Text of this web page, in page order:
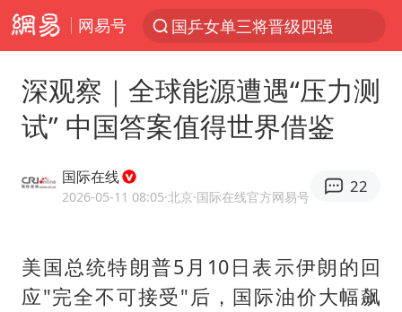
网易号
国乒女单三将晋级四强
微信又有新功能，你可以“撤回”你的撤回了！
《欢迎来龙餐馆》口碑
央视新主播李秋莹孙亚鹏亮相
唐田赛前发布会上引用《孙子兵法》
深观察｜全球能源遭遇“压力测
试” 中国答案值得世界借鉴
国际在线
2026-05-11 08:05·北京·国际在线官方网易号
22
美国总统特朗普5月10日表示伊朗的回
应"完全不可接受"后，国际油价大幅飙